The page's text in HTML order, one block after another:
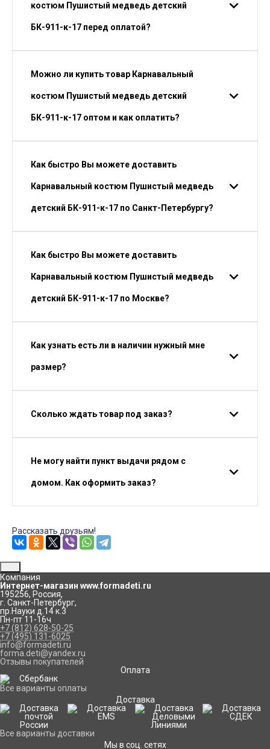
костюм Пушистый медведь детский
БК-911-к-17 перед оплатой?
Можно ли купить товар Карнавальный
костюм Пушистый медведь детский
БК-911-к-17 оптом и как оплатить?
Как быстро Вы можете доставить
Карнавальный костюм Пушистый медведь
детский БК-911-к-17 по Санкт-Петербургу?
Как быстро Вы можете доставить
Карнавальный костюм Пушистый медведь
детский БК-911-к-17 по Москве?
Как узнать есть ли в наличии нужный мне
размер?
Сколько ждать товар под заказ?
Не могу найти пункт выдачи рядом с
домом. Как оформить заказ?
Рассказать друзьям!
Компания
Интернет-магазин www.formadeti.ru
195256, Россия,
г. Санкт-Петербург,
пр.Науки д.14 к.3
Пн-пт 11-16ч
+7 (812) 628-50-25
+7 (495) 131-6025
info@formadeti.ru
forma.deti@yandex.ru
Отзывы покупателей
Оплата
Все варианты оплаты
Доставка
Все варианты доставки
Мы в соц. сетях